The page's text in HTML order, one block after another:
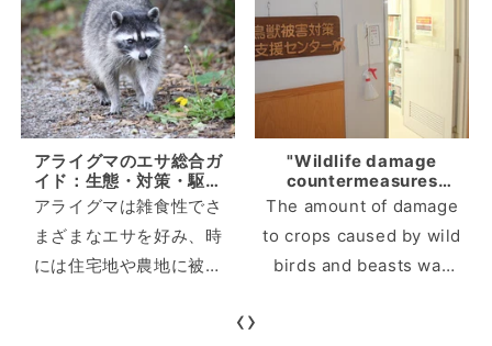
アライグマのエサ総合ガ
イド：生態・対策・駆除
方法を徹底解説
アライグマは雑食性でさ
まざまなエサを好み、時
には住宅地や農地に被害
"Wildlife damage
countermeasures
support center"
working on "face"
countermeasures with
residents and
municipalities
The amount of damage
to crops caused by wild
birds and beasts was
‹›